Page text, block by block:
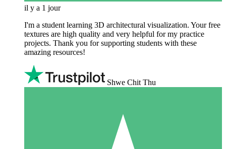
il y a 1 jour
I'm a student learning 3D architectural visualization. Your free
textures are high quality and very helpful for my practice
projects. Thank you for supporting students with these
amazing resources!
Shwe Chit Thu